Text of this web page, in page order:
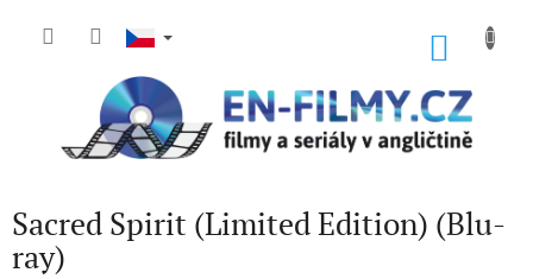
Sacred Spirit (Limited Edition) (Blu-
ray)